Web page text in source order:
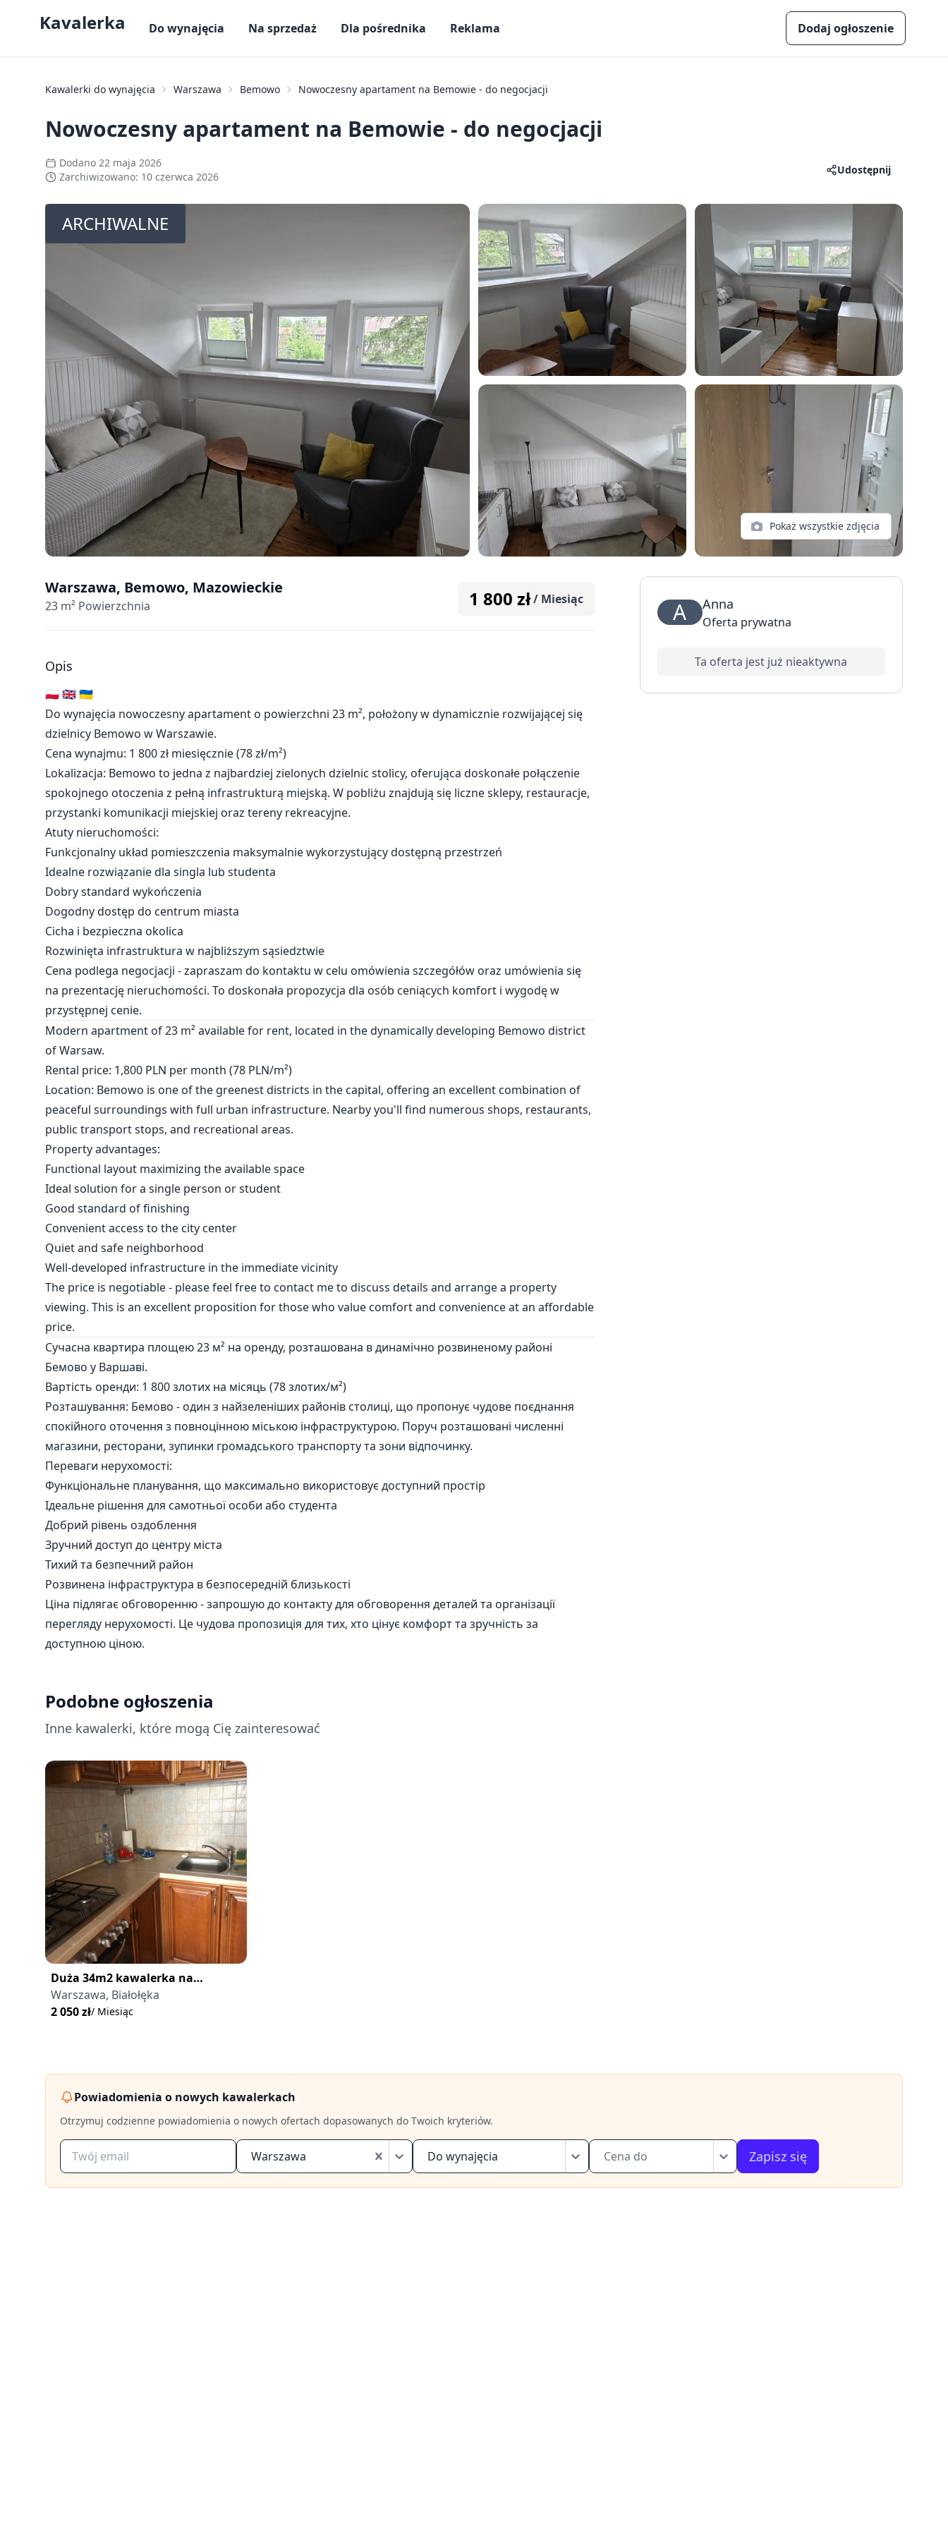
Kavalerka Do wynajęcia Na sprzedaż Dla pośrednika Reklama Dodaj ogłoszenie
Kawalerki do wynajęcia Warszawa Bemowo Nowoczesny apartament na Bemowie - do negocjacji
Nowoczesny apartament na Bemowie - do negocjacji
Dodano 22 maja 2026
Zarchiwizowano: 10 czerwca 2026
Udostępnij
ARCHIWALNE
Pokaż wszystkie zdjęcia
Warszawa, Bemowo, Mazowieckie
23 m² Powierzchnia 1 800 zł/ Miesiąc
Opis
🇵🇱 🇬🇧 🇺🇦
Do wynajęcia nowoczesny apartament o powierzchni 23 m², położony w dynamicznie rozwijającej się
dzielnicy Bemowo w Warszawie.
Cena wynajmu: 1 800 zł miesięcznie (78 zł/m²)
Lokalizacja: Bemowo to jedna z najbardziej zielonych dzielnic stolicy, oferująca doskonałe połączenie
spokojnego otoczenia z pełną infrastrukturą miejską. W pobliżu znajdują się liczne sklepy, restauracje,
przystanki komunikacji miejskiej oraz tereny rekreacyjne.
Atuty nieruchomości:
Funkcjonalny układ pomieszczenia maksymalnie wykorzystujący dostępną przestrzeń
Idealne rozwiązanie dla singla lub studenta
Dobry standard wykończenia
Dogodny dostęp do centrum miasta
Cicha i bezpieczna okolica
Rozwinięta infrastruktura w najbliższym sąsiedztwie
Cena podlega negocjacji - zapraszam do kontaktu w celu omówienia szczegółów oraz umówienia się
na prezentację nieruchomości. To doskonała propozycja dla osób ceniących komfort i wygodę w
przystępnej cenie.
Modern apartment of 23 m² available for rent, located in the dynamically developing Bemowo district
of Warsaw.
Rental price: 1,800 PLN per month (78 PLN/m²)
Location: Bemowo is one of the greenest districts in the capital, offering an excellent combination of
peaceful surroundings with full urban infrastructure. Nearby you'll find numerous shops, restaurants,
public transport stops, and recreational areas.
Property advantages:
Functional layout maximizing the available space
Ideal solution for a single person or student
Good standard of finishing
Convenient access to the city center
Quiet and safe neighborhood
Well-developed infrastructure in the immediate vicinity
The price is negotiable - please feel free to contact me to discuss details and arrange a property
viewing. This is an excellent proposition for those who value comfort and convenience at an affordable
price.
Сучасна квартира площею 23 м² на оренду, розташована в динамічно розвиненому районі
Бемово у Варшаві.
Вартість оренди: 1 800 злотих на місяць (78 злотих/м²)
Розташування: Бемово - один з найзеленіших районів столиці, що пропонує чудове поєднання
спокійного оточення з повноцінною міською інфраструктурою. Поруч розташовані численні
магазини, ресторани, зупинки громадського транспорту та зони відпочинку.
Переваги нерухомості:
Функціональне планування, що максимально використовує доступний простір
Ідеальне рішення для самотньої особи або студента
Добрий рівень оздоблення
Зручний доступ до центру міста
Тихий та безпечний район
Розвинена інфраструктура в безпосередній близькості
Ціна підлягає обговоренню - запрошую до контакту для обговорення деталей та організації
перегляду нерухомості. Це чудова пропозиція для тих, хто цінує комфорт та зручність за
доступною ціною.
A Anna
Oferta prywatna
Ta oferta jest już nieaktywna
Podobne ogłoszenia
Inne kawalerki, które mogą Cię zainteresować
Duża 34m2 kawalerka na
Białołęce
Warszawa, Białołęka
2 050zł/ Miesiąc
Powiadomienia o nowych kawalerkach
Otrzymuj codzienne powiadomienia o nowych ofertach dopasowanych do Twoich kryteriów.
Warszawa Do wynajęcia Cena do Zapisz się